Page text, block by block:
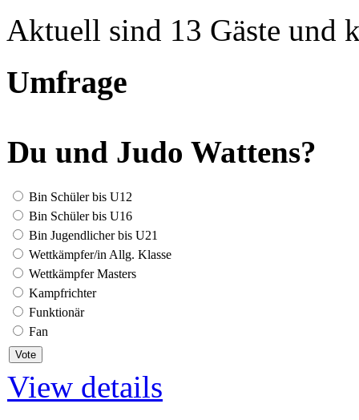
Aktuell sind 13 Gäste und
Umfrage
Du und Judo Wattens?
Bin Schüler bis U12
Bin Schüler bis U16
Bin Jugendlicher bis U21
Wettkämpfer/in Allg. Klasse
Wettkämpfer Masters
Kampfrichter
Funktionär
Fan
View details